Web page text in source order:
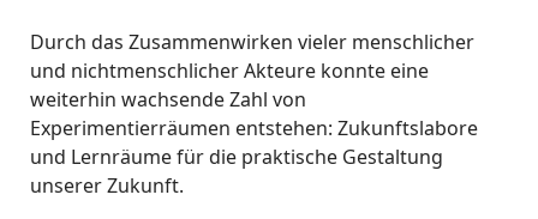
Durch das Zusammenwirken vieler menschlicher
und nichtmenschlicher Akteure konnte eine
weiterhin wachsende Zahl von
Experimentierräumen entstehen: Zukunftslabore
und Lernräume für die praktische Gestaltung
unserer Zukunft.